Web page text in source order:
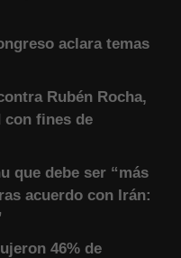
aclara temas
Rubén Rocha,
con fines de
que debe ser “más
acuerdo con Irán:
46% de